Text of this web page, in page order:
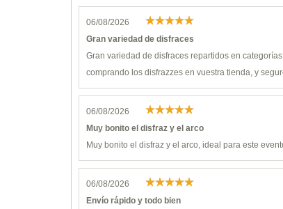
06/08/2026
Gran variedad de disfraces
Gran variedad de disfraces repartidos en
comprando los disfrazzes en vuestra tienda, y
06/08/2026
Muy bonito el disfraz y el arco
Muy bonito el disfraz y el arco, ideal para este
06/08/2026
Envío rápido y todo bien